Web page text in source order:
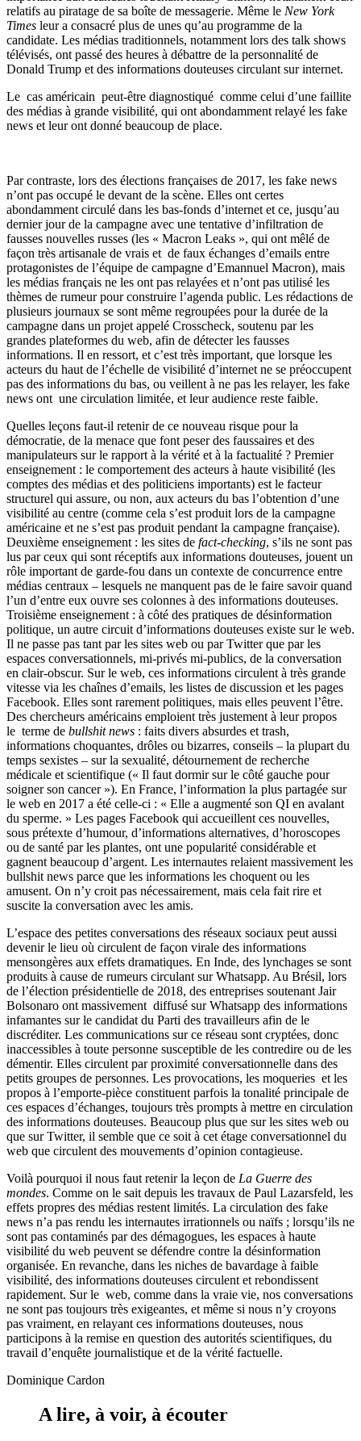
relatifs au piratage de sa boîte de messagerie. Même le New York
Times leur a consacré plus de unes qu’au programme de la
candidate. Les médias traditionnels, notamment lors des talk shows
télévisés, ont passé des heures à débattre de la personnalité de
Donald Trump et des informations douteuses circulant sur internet.
Le cas américain peut-être diagnostiqué comme celui d’une faillite
des médias à grande visibilité, qui ont abondamment relayé les fake
news et leur ont donné beaucoup de place.
Par contraste, lors des élections françaises de 2017, les fake news
n’ont pas occupé le devant de la scène. Elles ont certes
abondamment circulé dans les bas-fonds d’internet et ce, jusqu’au
dernier jour de la campagne avec une tentative d’infiltration de
fausses nouvelles russes (les « Macron Leaks », qui ont mêlé de
façon très artisanale de vrais et de faux échanges d’emails entre
protagonistes de l’équipe de campagne d’Emannuel Macron), mais
les médias français ne les ont pas relayées et n’ont pas utilisé les
thèmes de rumeur pour construire l’agenda public. Les rédactions de
plusieurs journaux se sont même regroupées pour la durée de la
campagne dans un projet appelé Crosscheck, soutenu par les
grandes plateformes du web, afin de détecter les fausses
informations. Il en ressort, et c’est très important, que lorsque les
acteurs du haut de l’échelle de visibilité d’internet ne se préoccupent
pas des informations du bas, ou veillent à ne pas les relayer, les fake
news ont une circulation limitée, et leur audience reste faible.
Quelles leçons faut-il retenir de ce nouveau risque pour la
démocratie, de la menace que font peser des faussaires et des
manipulateurs sur le rapport à la vérité et à la factualité ? Premier
enseignement : le comportement des acteurs à haute visibilité (les
comptes des médias et des politiciens importants) est le facteur
structurel qui assure, ou non, aux acteurs du bas l’obtention d’une
visibilité au centre (comme cela s’est produit lors de la campagne
américaine et ne s’est pas produit pendant la campagne française).
Deuxième enseignement : les sites de fact-checking, s’ils ne sont pas
lus par ceux qui sont réceptifs aux informations douteuses, jouent un
rôle important de garde-fou dans un contexte de concurrence entre
médias centraux – lesquels ne manquent pas de le faire savoir quand
l’un d’entre eux ouvre ses colonnes à des informations douteuses.
Troisième enseignement : à côté des pratiques de désinformation
politique, un autre circuit d’informations douteuses existe sur le web.
Il ne passe pas tant par les sites web ou par Twitter que par les
espaces conversationnels, mi-privés mi-publics, de la conversation
en clair-obscur. Sur le web, ces informations circulent à très grande
vitesse via les chaînes d’emails, les listes de discussion et les pages
Facebook. Elles sont rarement politiques, mais elles peuvent l’être.
Des chercheurs américains emploient très justement à leur propos
le terme de bullshit news : faits divers absurdes et trash,
informations choquantes, drôles ou bizarres, conseils – la plupart du
temps sexistes – sur la sexualité, détournement de recherche
médicale et scientifique (« Il faut dormir sur le côté gauche pour
soigner son cancer »). En France, l’information la plus partagée sur
le web en 2017 a été celle-ci : « Elle a augmenté son QI en avalant
du sperme. » Les pages Facebook qui accueillent ces nouvelles,
sous prétexte d’humour, d’informations alternatives, d’horoscopes
ou de santé par les plantes, ont une popularité considérable et
gagnent beaucoup d’argent. Les internautes relaient massivement les
bullshit news parce que les informations les choquent ou les
amusent. On n’y croit pas nécessairement, mais cela fait rire et
suscite la conversation avec les amis.
L’espace des petites conversations des réseaux sociaux peut aussi
devenir le lieu où circulent de façon virale des informations
mensongères aux effets dramatiques. En Inde, des lynchages se sont
produits à cause de rumeurs circulant sur Whatsapp. Au Brésil, lors
de l’élection présidentielle de 2018, des entreprises soutenant Jair
Bolsonaro ont massivement diffusé sur Whatsapp des informations
infamantes sur le candidat du Parti des travailleurs afin de le
discréditer. Les communications sur ce réseau sont cryptées, donc
inaccessibles à toute personne susceptible de les contredire ou de les
démentir. Elles circulent par proximité conversationnelle dans des
petits groupes de personnes. Les provocations, les moqueries et les
propos à l’emporte-pièce constituent parfois la tonalité principale de
ces espaces d’échanges, toujours très prompts à mettre en circulation
des informations douteuses. Beaucoup plus que sur les sites web ou
que sur Twitter, il semble que ce soit à cet étage conversationnel du
web que circulent des mouvements d’opinion contagieuse.
Voilà pourquoi il nous faut retenir la leçon de La Guerre des
mondes. Comme on le sait depuis les travaux de Paul Lazarsfeld, les
effets propres des médias restent limités. La circulation des fake
news n’a pas rendu les internautes irrationnels ou naïfs ; lorsqu’ils ne
sont pas contaminés par des démagogues, les espaces à haute
visibilité du web peuvent se défendre contre la désinformation
organisée. En revanche, dans les niches de bavardage à faible
visibilité, des informations douteuses circulent et rebondissent
rapidement. Sur le web, comme dans la vraie vie, nos conversations
ne sont pas toujours très exigeantes, et même si nous n’y croyons
pas vraiment, en relayant ces informations douteuses, nous
participons à la remise en question des autorités scientifiques, du
travail d’enquête journalistique et de la vérité factuelle.
Dominique Cardon
A lire, à voir, à écouter